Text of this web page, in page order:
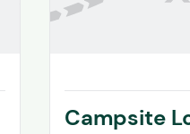
Campsite